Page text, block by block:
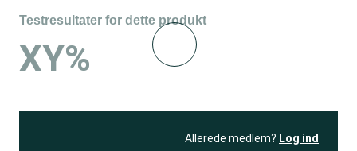
Testresultater for dette produkt
XY%
Allerede medlem? Log ind